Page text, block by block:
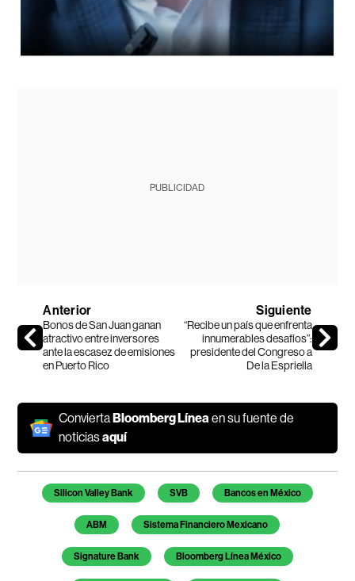
PUBLICIDAD
Anterior
Bonos de San Juan ganan
atractivo entre inversores
ante la escasez de emisiones
en Puerto Rico
Siguiente
“Recibe un país que enfrenta
innumerables desafíos”:
presidente del Congreso a
De la Espriella
ConviertaBloomberg Líneaen su fuente de
noticiasaquí
Temas de este artículo
Silicon Valley Bank SVB Bancos en México
ABM Sistema Financiero Mexicano
Signature Bank Bloomberg Línea México